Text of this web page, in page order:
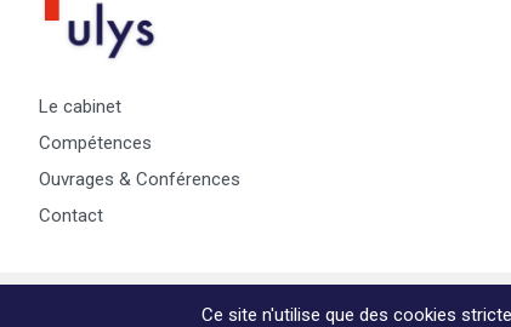
Le cabinet
Compétences
Ouvrages & Conférences
Contact
© Copyright Max & Zoé SPRL -Vie Privée- A propos &
Ce site n'utilise que des cookies